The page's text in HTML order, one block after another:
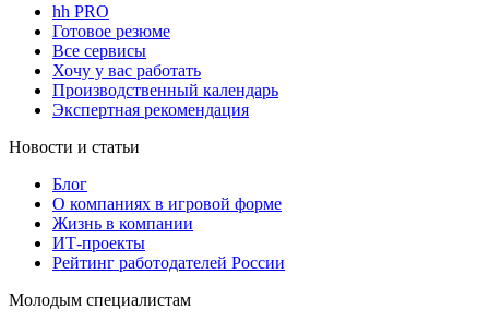
hh PRO
Готовое резюме
Все сервисы
Хочу у вас работать
Производственный календарь
Экспертная рекомендация
Новости и статьи
Блог
О компаниях в игровой форме
Жизнь в компании
ИТ-проекты
Рейтинг работодателей России
Молодым специалистам